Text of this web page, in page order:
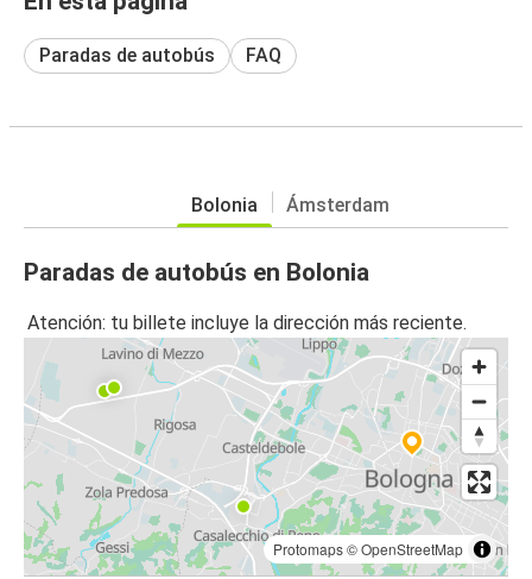
Paradas de autobús FAQ
Bolonia Ámsterdam
Paradas de autobús en Bolonia
Atención: tu billete incluye la dirección más reciente.
Protomaps©OpenStreetMap